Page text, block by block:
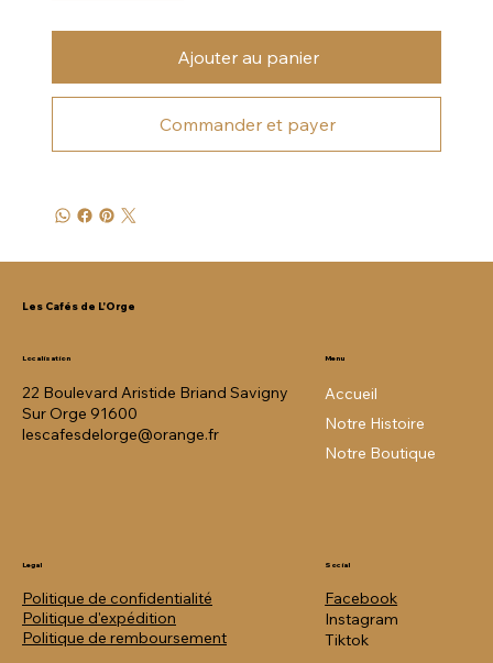
Ajouter au panier
Commander et payer
Les Cafés de L'Orge
Localisation
22 Boulevard Aristide Briand Savigny
Sur Orge 91600
lescafesdelorge@orange.fr
Menu
Accueil
Notre Histoire
Notre Boutique
Legal
Politique de confidentialité
Politique d'expédition
Politique de remboursement
Social
Facebook
Instagram
Tiktok